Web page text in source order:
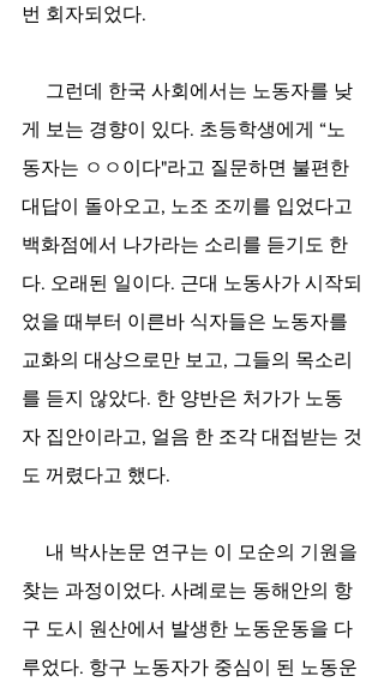
번 회자되었다.
게 보는 경향이 있다. 초등학생에게 “노
동자는 ㅇㅇ이다"라고 질문하면 불편한
대답이 돌아오고, 노조 조끼를 입었다고
백화점에서 나가라는 소리를 듣기도 한
다. 오래된 일이다. 근대 노동사가 시작되
었을 때부터 이른바 식자들은 노동자를
교화의 대상으로만 보고, 그들의 목소리
를 듣지 않았다. 한 양반은 처가가 노동
자 집안이라고, 얼음 한 조각 대접받는 것
도 꺼렸다고 했다.
찾는 과정이었다. 사례로는 동해안의 항
구 도시 원산에서 발생한 노동운동을 다
루었다. 항구 노동자가 중심이 된 노동운